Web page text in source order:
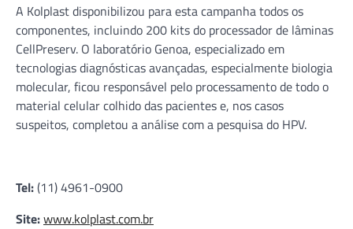
A Kolplast disponibilizou para esta campanha todos os
componentes, incluindo 200 kits do processador de lâminas
CellPreserv. O laboratório Genoa, especializado em
tecnologias diagnósticas avançadas, especialmente biologia
molecular, ficou responsável pelo processamento de todo o
material celular colhido das pacientes e, nos casos
suspeitos, completou a análise com a pesquisa do HPV.
Tel:(11) 4961-0900
Site:www.kolplast.com.br